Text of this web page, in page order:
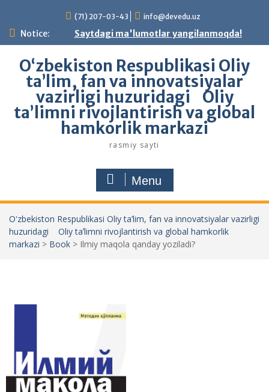
content
(71) 207-03-43 info@devedu.uz
Notice: Saytdagi ma'lumotlar yangilanmoqda!
Oʻzbekiston Respublikasi Oliy
ta’lim, fan va innovatsiyalar
vazirligi huzuridagi Oliy
taʼlimni rivojlantirish va global
hamkorlik markazi
rasmiy sayti
Menu
Oʻzbekiston Respublikasi Oliy ta’lim, fan va innovatsiyalar vazirligi
huzuridagi Oliy taʼlimni rivojlantirish va global hamkorlik
markazi > Book > Ilmiy maqola qanday yoziladi?